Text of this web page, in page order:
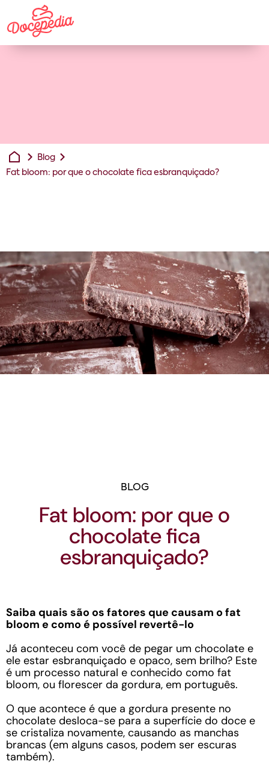
Blog
Fat bloom: por que o chocolate fica esbranquiçado?
BLOG
Fat bloom: por que o
chocolate fica
esbranquiçado?
Saiba quais são os fatores que causam o fat
bloom e como é possível revertê-lo
Já aconteceu com você de pegar um chocolate e
ele estar esbranquiçado e opaco, sem brilho? Este
é um processo natural e conhecido como fat
bloom, ou florescer da gordura, em português.
O que acontece é que a gordura presente no
chocolate desloca-se para a superfície do doce e
se cristaliza novamente, causando as manchas
brancas (em alguns casos, podem ser escuras
também).